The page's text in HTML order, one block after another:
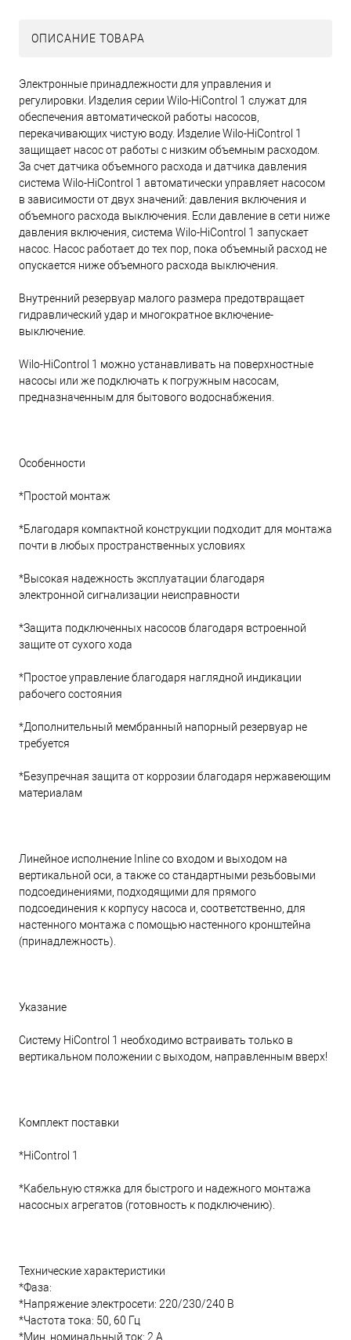
ОПИСАНИЕ ТОВАРА
Электронные принадлежности для управления и
регулировки. Изделия серии Wilo-HiControl 1 служат для
обеспечения автоматической работы насосов,
перекачивающих чистую воду. Изделие Wilo-HiControl 1
защищает насос от работы с низким объемным расходом.
За счет датчика объемного расхода и датчика давления
система Wilo-HiControl 1 автоматически управляет насосом
в зависимости от двух значений: давления включения и
объемного расхода выключения. Если давление в сети ниже
давления включения, система Wilo-HiControl 1 запускает
насос. Насос работает до тех пор, пока объемный расход не
опускается ниже объемного расхода выключения.
Внутренний резервуар малого размера предотвращает
гидравлический удар и многократное включение-
выключение.
Wilo-HiControl 1 можно устанавливать на поверхностные
насосы или же подключать к погружным насосам,
предназначенным для бытового водоснабжения.
Особенности
*Простой монтаж
*Благодаря компактной конструкции подходит для монтажа
почти в любых пространственных условиях
*Высокая надежность эксплуатации благодаря
электронной сигнализации неисправности
*Защита подключенных насосов благодаря встроенной
защите от сухого хода
*Простое управление благодаря наглядной индикации
рабочего состояния
*Дополнительный мембранный напорный резервуар не
требуется
*Безупречная защита от коррозии благодаря нержавеющим
материалам
Линейное исполнение Inline со входом и выходом на
вертикальной оси, а также со стандартными резьбовыми
подсоединениями, подходящими для прямого
подсоединения к корпусу насоса и, соответственно, для
настенного монтажа с помощью настенного кронштейна
(принадлежность).
Указание
Систему HiControl 1 необходимо встраивать только в
вертикальном положении с выходом, направленным вверх!
Комплект поставки
*HiControl 1
*Кабельную стяжка для быстрого и надежного монтажа
насосных агрегатов (готовность к подключению).
Технические характеристики
*Фаза:
*Напряжение электросети: 220/230/240 B
*Частота тока: 50, 60 Гц
*Мин. номинальный ток: 2 А